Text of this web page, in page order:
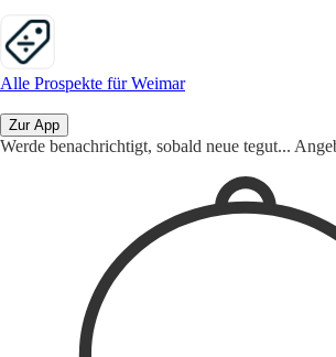
Alle Prospekte für Weimar
Zur App
Werde benachrichtigt, sobald neue tegut...